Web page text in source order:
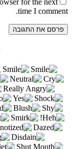
this browser for the
time I
לחץ